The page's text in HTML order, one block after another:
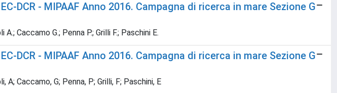
- MIPAAF Anno 2016. Campagna di ricerca in mare Sezione G
Caccamo G.; Penna P.; Grilli F.; Paschini E.
- MIPAAF Anno 2016. Campagna di ricerca in mare Sezione G
Caccamo, G; Penna, P; Grilli, F; Paschini, E